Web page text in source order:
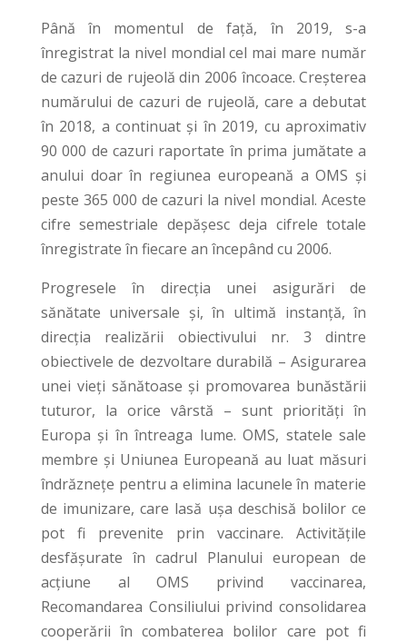
Până în momentul de față, în 2019, s-a
înregistrat la nivel mondial cel mai mare număr
de cazuri de rujeolă din 2006 încoace. Creșterea
numărului de cazuri de rujeolă, care a debutat
în 2018, a continuat și în 2019, cu aproximativ
90 000 de cazuri raportate în prima jumătate a
anului doar în regiunea europeană a OMS și
peste 365 000 de cazuri la nivel mondial. Aceste
cifre semestriale depășesc deja cifrele totale
înregistrate în fiecare an începând cu 2006.
Progresele în direcția unei asigurări de
sănătate universale și, în ultimă instanță, în
direcția realizării obiectivului nr. 3 dintre
obiectivele de dezvoltare durabilă – Asigurarea
unei vieți sănătoase și promovarea bunăstării
tuturor, la orice vârstă – sunt priorități în
Europa și în întreaga lume. OMS, statele sale
membre și Uniunea Europeană au luat măsuri
îndrăznețe pentru a elimina lacunele în materie
de imunizare, care lasă ușa deschisă bolilor ce
pot fi prevenite prin vaccinare. Activitățile
desfășurate în cadrul Planului european de
acțiune al OMS privind vaccinarea,
Recomandarea Consiliului privind consolidarea
cooperării în combaterea bolilor care pot fi